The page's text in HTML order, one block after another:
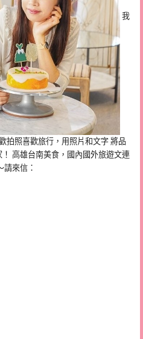
我
拍照喜歡旅行，用照片和文字 將品
高雄台南美食，國內國外旅遊文連
來信：